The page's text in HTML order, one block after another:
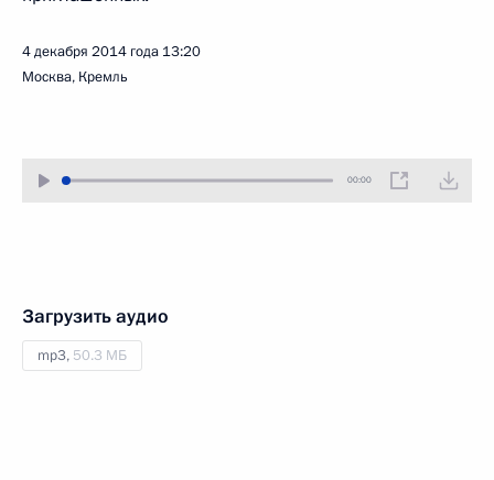
4 декабря 2014 года 13:20
Москва, Кремль
00:00
Загрузить аудио
mp3, 50.3 МБ